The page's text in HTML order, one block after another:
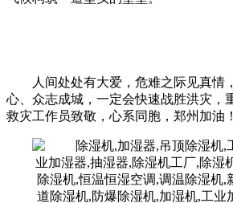
人间处处有大爱，危难之际见真情
心、众志成城，一定会快速战胜洪灾，
救灾工作员致敬，心系同胞，郑州加油！